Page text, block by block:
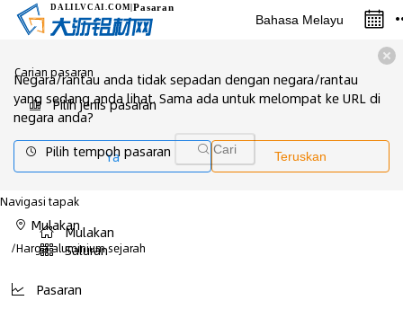
DALILVCAI .COM |Pasaran
Bahasa Melayu
Carian pasaran
Pilih jenis pasaran
Pilih tempoh pasaran Cari
Navigasi tapak
Mulakan
Saluran
Pasaran
Negara/rantau anda tidak sepadan dengan negara/rantau
yang sedang anda lihat. Sama ada untuk melompat ke URL di
negara anda?
Ya
Teruskan
Mulakan
/Harga aluminium sejarah